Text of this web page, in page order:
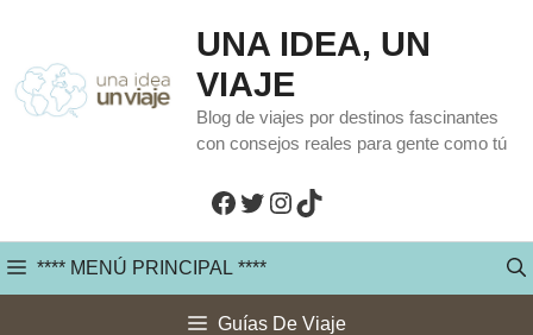
contenido
UNA IDEA, UN
VIAJE
Blog de viajes por destinos fascinantes
con consejos reales para gente como tú
Facebook
Twitter
Instagram
TikTok
**** MENÚ PRINCIPAL ****
Guías De Viaje